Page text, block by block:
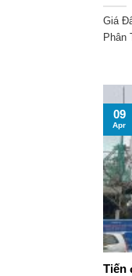
Giá
Phân
Tiến
09
Apr